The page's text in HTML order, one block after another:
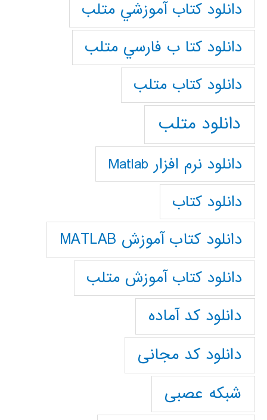
دانلود كتاب آموزشي متلب
دانلود كتا ب فارسي متلب
دانلود كتاب متلب
دانلود متلب
دانلود نرم افزار Matlab
دانلود کتاب
دانلود کتاب آموزش MATLAB
دانلود کتاب آموزش متلب
دانلود کد آماده
دانلود کد مجانی
شبکه عصبی